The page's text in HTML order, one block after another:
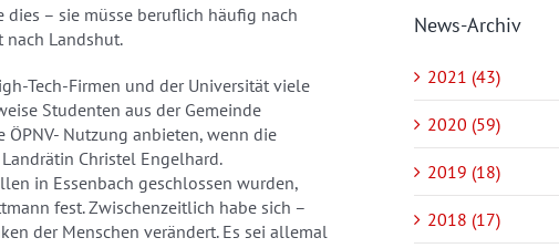
– sie müsse beruflich häufig nach
nach Landshut.
Tech-Firmen und der Universität viele
Studenten aus der Gemeinde
Nutzung anbieten, wenn die
Christel Engelhard.
in Essenbach geschlossen wurden,
fest. Zwischenzeitlich habe sich –
der Menschen verändert. Es sei allemal
News-Archiv
2021 (43)
2020 (59)
2019 (18)
2018 (17)